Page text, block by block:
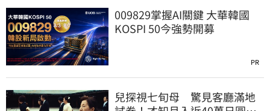
009829掌握AI關鍵 大華韓國
KOSPI 50今強勢開募
PR
兒探視七旬母 驚見客廳滿地